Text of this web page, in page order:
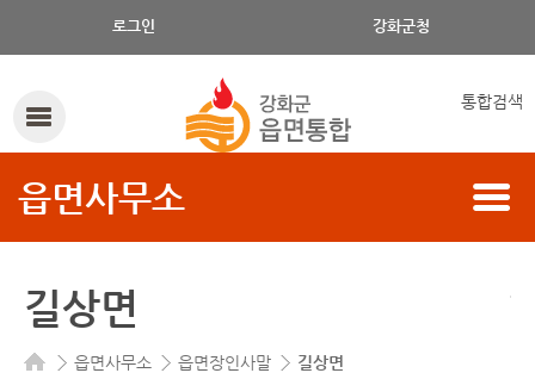
로그인 강화군청
통합검색
읍면사무소
길상면
읍면사무소 읍면장인사말 길상면